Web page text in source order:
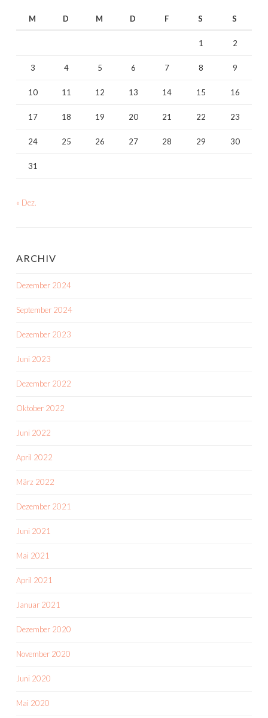
M D M D F S S
1 2
3 4 5 6 7 8 9
10 11 12 13 14 15 16
17 18 19 20 21 22 23
24 25 26 27 28 29 30
31
« Dez.
ARCHIV
Dezember 2024
September 2024
Dezember 2023
Juni 2023
Dezember 2022
Oktober 2022
Juni 2022
April 2022
März 2022
Dezember 2021
Juni 2021
Mai 2021
April 2021
Januar 2021
Dezember 2020
November 2020
Juni 2020
Mai 2020